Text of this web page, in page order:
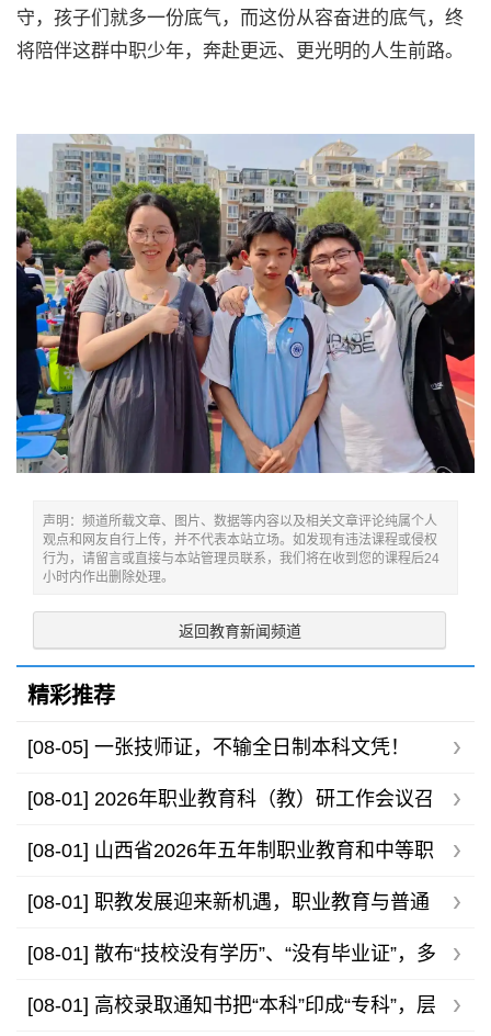
守，孩子们就多一份底气，而这份从容奋进的底气，终
将陪伴这群中职少年，奔赴更远、更光明的人生前路。
声明：频道所载文章、图片、数据等内容以及相关文章评论纯属个人
观点和网友自行上传，并不代表本站立场。如发现有违法课程或侵权
行为，请留言或直接与本站管理员联系，我们将在收到您的课程后24
小时内作出删除处理。
返回教育新闻频道
精彩推荐
[08-05] 一张技师证，不输全日制本科文凭！
[08-01] 2026年职业教育科（教）研工作会议召
开，助力职教高质量发展
[08-01] 山西省2026年五年制职业教育和中等职
业学校录取最低控制分数线公告
[08-01] 职教发展迎来新机遇，职业教育与普通
高等教育不存在高下之分
[08-01] 散布“技校没有学历”、“没有毕业证”，多
家技工院校发布声明
[08-01] 高校录取通知书把“本科”印成“专科”，层